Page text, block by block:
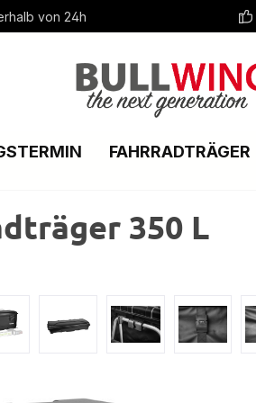
von 24h
FAHRRADTRÄGER
350 L